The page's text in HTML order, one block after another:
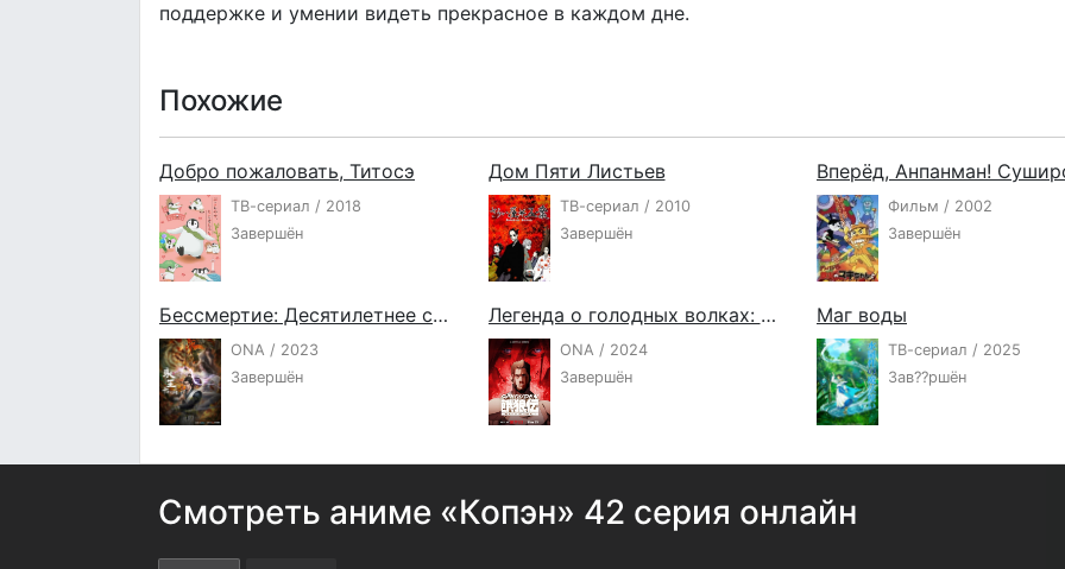
поддержке и умении видеть прекрасное в каждом дне.
Похожие
Добро пожаловать, Титосэ
ТВ-сериал / 2018
Завершён
Дом Пяти Листьев
ТВ-сериал / 2010
Завершён
Фильм / 2002
Завершён
Бессмертие: Десятилетнее соглашение
ONA / 2023
Завершён
Легенда о голодных волках: Путь одинокого волка
ONA / 2024
Завершён
Маг воды
ТВ-сериал / 2025
Зав??ршён
Смотреть аниме «Копэн» 42 серия онлайн